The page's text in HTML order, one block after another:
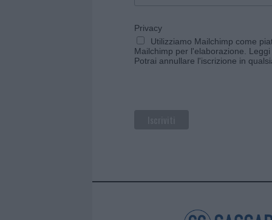
Privacy
Utilizziamo Mailchimp come
Mailchimp per l'elaborazione.
Potrai annullare l'iscrizione in